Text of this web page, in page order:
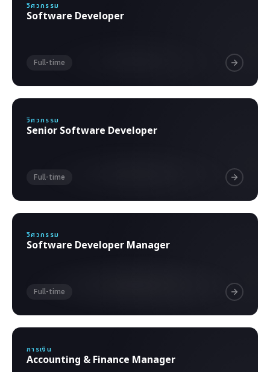
วิศวกรรม
Software Developer
Full-time
วิศวกรรม
Senior Software Developer
Full-time
วิศวกรรม
Software Developer Manager
Full-time
การเงิน
Accounting & Finance Manager